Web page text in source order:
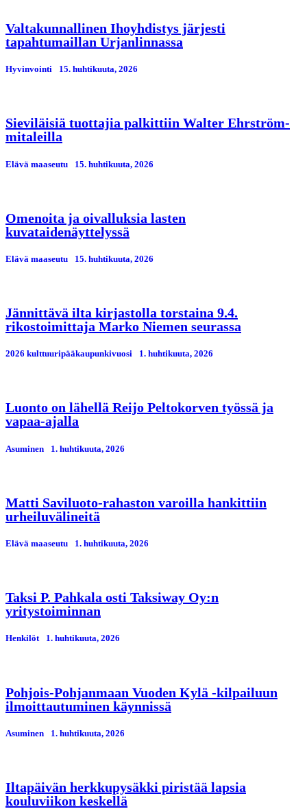
Valtakunnallinen Ihoyhdistys järjesti
tapahtumaillan Urjanlinnassa
Hyvinvointi 15. huhtikuuta, 2026
Sieviläisiä tuottajia palkittiin Walter Ehrström-
mitaleilla
Elävä maaseutu 15. huhtikuuta, 2026
Omenoita ja oivalluksia lasten
kuvataidenäyttelyssä
Elävä maaseutu 15. huhtikuuta, 2026
Jännittävä ilta kirjastolla torstaina 9.4.
rikostoimittaja Marko Niemen seurassa
2026 kulttuuripääkaupunkivuosi 1. huhtikuuta, 2026
Luonto on lähellä Reijo Peltokorven työssä ja
vapaa-ajalla
Asuminen 1. huhtikuuta, 2026
Matti Saviluoto-rahaston varoilla hankittiin
urheiluvälineitä
Elävä maaseutu 1. huhtikuuta, 2026
Taksi P. Pahkala osti Taksiway Oy:n
yritystoiminnan
Henkilöt 1. huhtikuuta, 2026
Pohjois-Pohjanmaan Vuoden Kylä -kilpailuun
ilmoittautuminen käynnissä
Asuminen 1. huhtikuuta, 2026
Iltapäivän herkkupysäkki piristää lapsia
kouluviikon keskellä